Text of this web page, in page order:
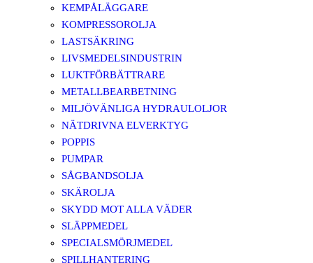
KEMPÅLÄGGARE
KOMPRESSOROLJA
LASTSÄKRING
LIVSMEDELSINDUSTRIN
LUKTFÖRBÄTTRARE
METALLBEARBETNING
MILJÖVÄNLIGA HYDRAULOLJOR
NÄTDRIVNA ELVERKTYG
POPPIS
PUMPAR
SÅGBANDSOLJA
SKÄROLJA
SKYDD MOT ALLA VÄDER
SLÄPPMEDEL
SPECIALSMÖRJMEDEL
SPILLHANTERING